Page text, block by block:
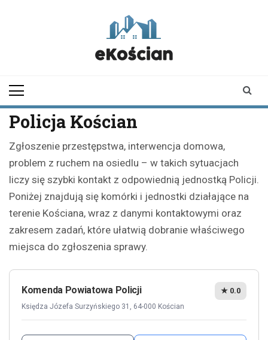
Policja Kościan
Zgłoszenie przestępstwa, interwencja domowa,
problem z ruchem na osiedlu – w takich sytuacjach
liczy się szybki kontakt z odpowiednią jednostką Policji.
Poniżej znajdują się komórki i jednostki działające na
terenie Kościana, wraz z danymi kontaktowymi oraz
zakresem zadań, które ułatwią dobranie właściwego
miejsca do zgłoszenia sprawy.
Komenda Powiatowa Policji
Księdza Józefa Surzyńskiego 31, 64-000 Kościan
★ 0.0